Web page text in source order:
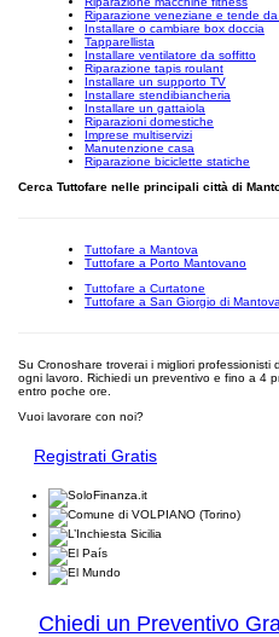
Riparazione veneziane e tende da
Installare o cambiare box doccia
Tapparellista
Installare ventilatore da soffitto
Riparazione tapis roulant
Installare un supporto TV
Installare stendibiancheria
Installare un gattaiola
Riparazioni domestiche
Imprese multiservizi
Manutenzione casa
Riparazione biciclette statiche
Cerca Tuttofare nelle principali città di
Tuttofare a Mantova
Tuttofare a Porto Mantovano
Tuttofare a Curtatone
Tuttofare a San Giorgio di Mantova
Su Cronoshare troverai i migliori
ogni lavoro. Richiedi un preventivo e fino a 4
entro poche ore.
Vuoi lavorare con noi?
Registrati Gratis
Chiedi un Preventivo